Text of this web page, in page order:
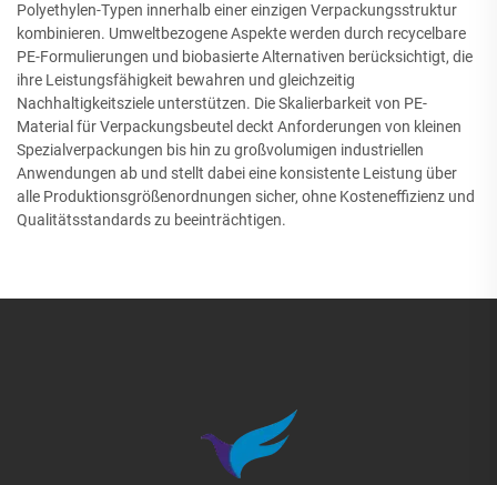
Polyethylen-Typen innerhalb einer einzigen Verpackungsstruktur
kombinieren. Umweltbezogene Aspekte werden durch recycelbare
PE-Formulierungen und biobasierte Alternativen berücksichtigt, die
ihre Leistungsfähigkeit bewahren und gleichzeitig
Nachhaltigkeitsziele unterstützen. Die Skalierbarkeit von PE-
Material für Verpackungsbeutel deckt Anforderungen von kleinen
Spezialverpackungen bis hin zu großvolumigen industriellen
Anwendungen ab und stellt dabei eine konsistente Leistung über
alle Produktionsgrößenordnungen sicher, ohne Kosteneffizienz und
Qualitätsstandards zu beeinträchtigen.